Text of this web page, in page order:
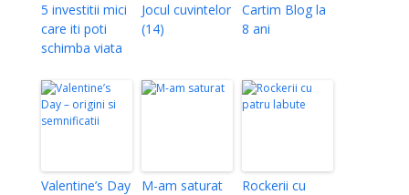
5 investitii mici
care iti poti
schimba viata
Jocul cuvintelor
(14)
Cartim Blog la
8 ani
Valentine’s Day
M-am saturat
Rockerii cu